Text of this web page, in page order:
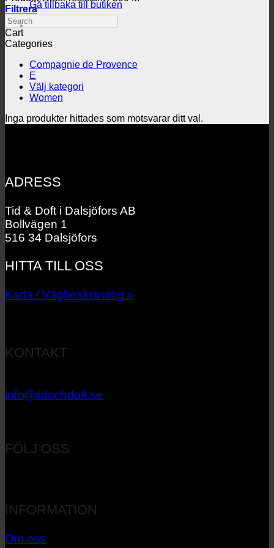
Gå tillbaka till butiken
Filtrera
Search
Cart
Categories
Compagnie de Provence
E
Välj kategori
Women
Inga produkter hittades som motsvarar ditt val.
ADRESS
Tid & Doft i Dalsjöfors AB
Bollvägen 1
516 34 Dalsjöfors
HITTA TILL OSS
Karta / Vägbeskrivning »
KONTAKT
info@tidochdoft.se
FÖLJ OSS
INFORMATION
Om oss